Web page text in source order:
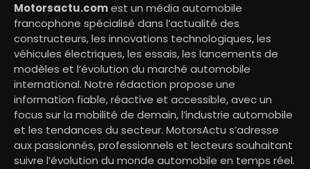
Motorsactu.comest un média automobile
francophone spécialisé dans l’actualité des
constructeurs, les innovations technologiques, les
véhicules électriques, les essais, les lancements de
modèles et l’évolution du marché automobile
international. Notre rédaction propose une
information fiable, réactive et accessible, avec un
focus sur la mobilité de demain, l’industrie automobile
et les tendances du secteur. MotorsActu s’adresse
aux passionnés, professionnels et lecteurs souhaitant
suivre l’évolution du monde automobile en temps réel.